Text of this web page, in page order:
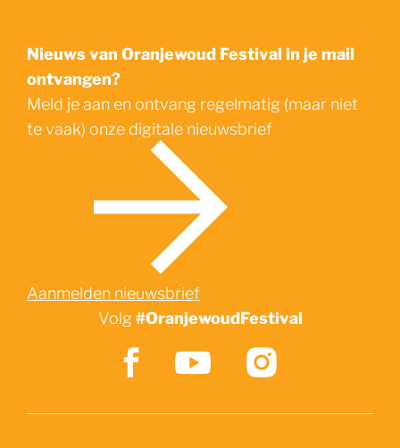
Nieuws van Oranjewoud Festival in je mail
ontvangen?
Meld je aan en ontvang regelmatig (maar niet
te vaak) onze digitale nieuwsbrief
Aanmelden nieuwsbrief
Volg #OranjewoudFestival